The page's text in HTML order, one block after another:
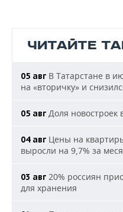
ЧИТАЙТЕ
05 авг В Татарстане в
на «вторичку» и
05 авг Доля новостроек
04 авг Цены на
выросли на 9,7% за
03 авг 20% россиян
для хранения